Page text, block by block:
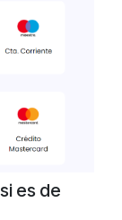
es de